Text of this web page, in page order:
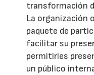
transformación
La organización
paquete de
facilitar su
permitirles
un público